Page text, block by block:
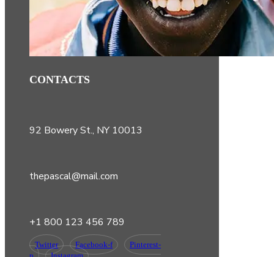
CONTACTS
92 Bowery St., NY 10013
thepascal@mail.com
+1 800 123 456 789
Twitter Facebook-f
Pinterest-